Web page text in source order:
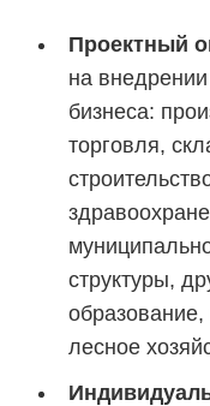
Проектный
на
бизнеса:
торговля,
структуры,
образование,
лесное